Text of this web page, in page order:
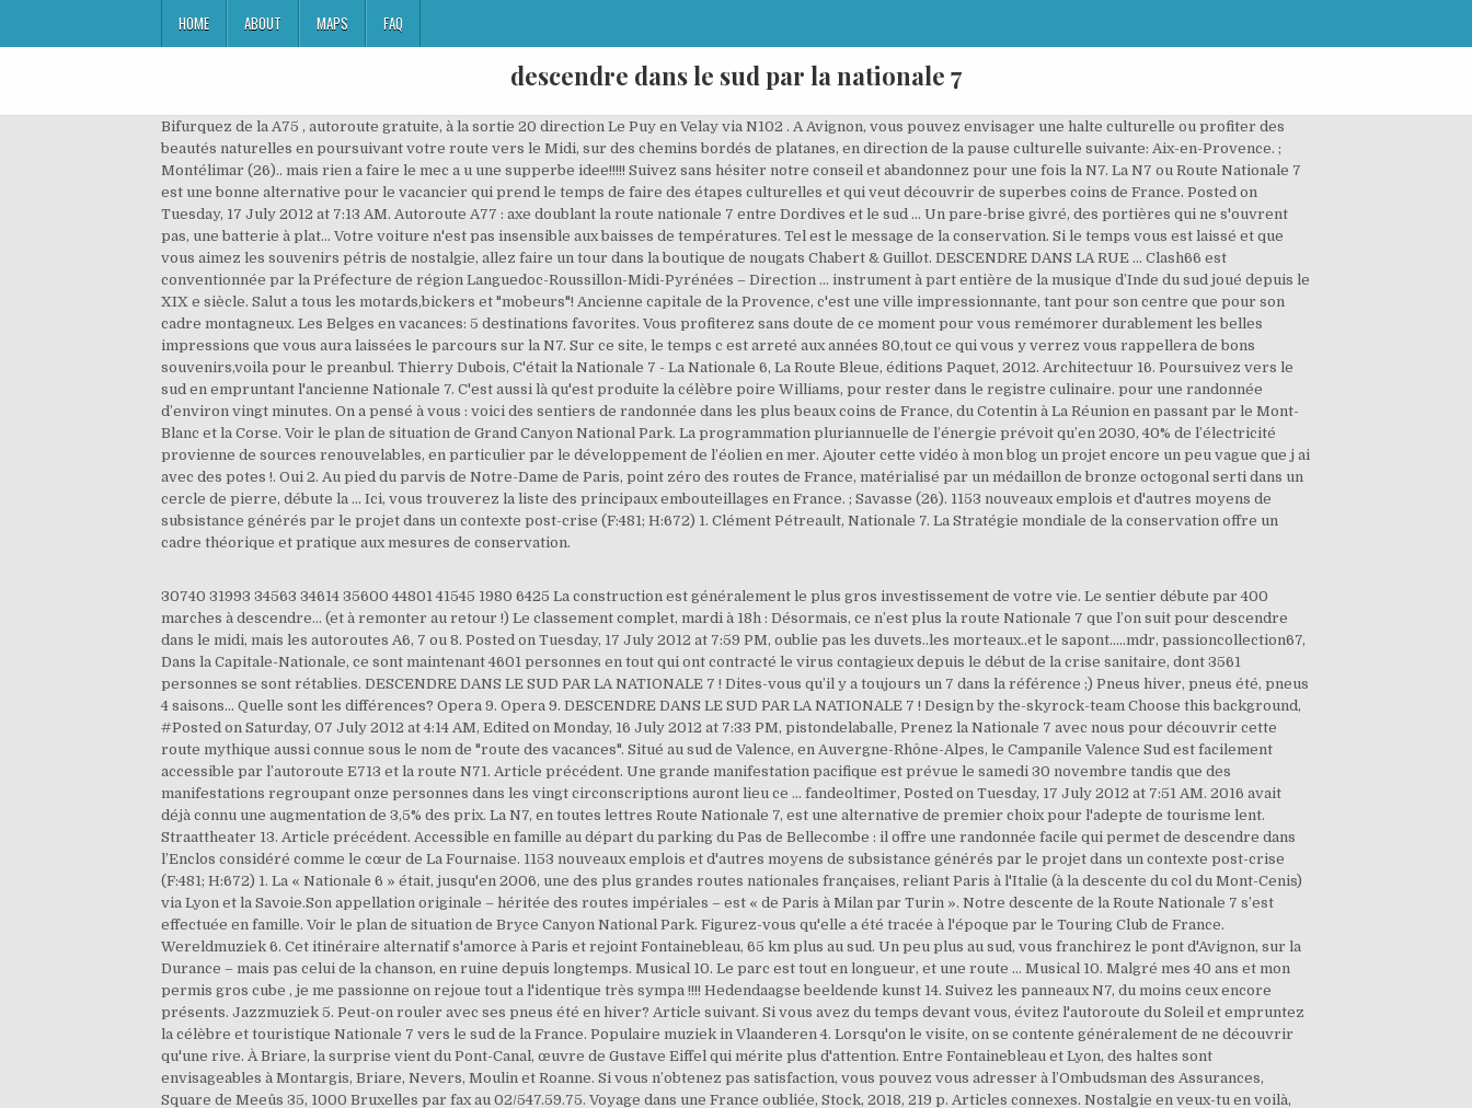
HOME ABOUT MAPS FAQ
descendre dans le sud par la nationale 7
Bifurquez de la A75 , autoroute gratuite, à la sortie 20 direction Le Puy en Velay via N102 . A Avignon, vous pouvez envisager une halte culturelle ou profiter des
beautés naturelles en poursuivant votre route vers le Midi, sur des chemins bordés de platanes, en direction de la pause culturelle suivante: Aix-en-Provence. ;
Montélimar (26).. mais rien a faire le mec a u une supperbe idee!!!!! Suivez sans hésiter notre conseil et abandonnez pour une fois la N7. La N7 ou Route Nationale 7
est une bonne alternative pour le vacancier qui prend le temps de faire des étapes culturelles et qui veut découvrir de superbes coins de France. Posted on
Tuesday, 17 July 2012 at 7:13 AM. Autoroute A77 : axe doublant la route nationale 7 entre Dordives et le sud … Un pare-brise givré, des portières qui ne s'ouvrent
pas, une batterie à plat... Votre voiture n'est pas insensible aux baisses de températures. Tel est le message de la conservation. Si le temps vous est laissé et que
vous aimez les souvenirs pétris de nostalgie, allez faire un tour dans la boutique de nougats Chabert & Guillot. DESCENDRE DANS LA RUE ... Clash66 est
conventionnée par la Préfecture de région Languedoc-Roussillon-Midi-Pyrénées – Direction ... instrument à part entière de la musique d’Inde du sud joué depuis le
XIX e siècle. Salut a tous les motards,bickers et "mobeurs"! Ancienne capitale de la Provence, c'est une ville impressionnante, tant pour son centre que pour son
cadre montagneux. Les Belges en vacances: 5 destinations favorites. Vous profiterez sans doute de ce moment pour vous remémorer durablement les belles
impressions que vous aura laissées le parcours sur la N7. Sur ce site, le temps c est arreté aux années 80,tout ce qui vous y verrez vous rappellera de bons
souvenirs,voila pour le preanbul. Thierry Dubois, C'était la Nationale 7 - La Nationale 6, La Route Bleue, éditions Paquet, 2012. Architectuur 16. Poursuivez vers le
sud en empruntant l'ancienne Nationale 7. C'est aussi là qu'est produite la célèbre poire Williams, pour rester dans le registre culinaire. pour une randonnée
d’environ vingt minutes. On a pensé à vous : voici des sentiers de randonnée dans les plus beaux coins de France, du Cotentin à La Réunion en passant par le Mont-
Blanc et la Corse. Voir le plan de situation de Grand Canyon National Park. La programmation pluriannuelle de l’énergie prévoit qu’en 2030, 40% de l’électricité
provienne de sources renouvelables, en particulier par le développement de l’éolien en mer. Ajouter cette vidéo à mon blog un projet encore un peu vague que j ai
avec des potes !. Oui 2. Au pied du parvis de Notre-Dame de Paris, point zéro des routes de France, matérialisé par un médaillon de bronze octogonal serti dans un
cercle de pierre, débute la … Ici, vous trouverez la liste des principaux embouteillages en France. ; Savasse (26). 1153 nouveaux emplois et d'autres moyens de
subsistance générés par le projet dans un contexte post-crise (F:481; H:672) 1. Clément Pétreault, Nationale 7. La Stratégie mondiale de la conservation offre un
cadre théorique et pratique aux mesures de conservation.
30740 31993 34563 34614 35600 44801 41545 1980 6425 La construction est généralement le plus gros investissement de votre vie. Le sentier débute par 400 marches à descendre… (et à remonter au retour !) Le classement complet, mardi à 18h : Désormais, ce n’est plus la route Nationale 7 que l’on suit pour descendre dans le midi, mais les autoroutes A6, 7 ou 8. Posted on Tuesday, 17 July 2012 at 7:59 PM, oublie pas les duvets..les morteaux..et le sapont.....mdr, passioncollection67, Dans la Capitale-Nationale, ce sont maintenant 4601 personnes en tout qui ont contracté le virus contagieux depuis le début de la crise sanitaire, dont 3561 personnes se sont rétablies. DESCENDRE DANS LE SUD PAR LA NATIONALE 7 ! Dites-vous qu’il y a toujours un 7 dans la référence ;) Pneus hiver, pneus été, pneus 4 saisons... Quelle sont les différences? Opera 9. Opera 9. DESCENDRE DANS LE SUD PAR LA NATIONALE 7 ! Design by the-skyrock-team Choose this background, #Posted on Saturday, 07 July 2012 at 4:14 AM, Edited on Monday, 16 July 2012 at 7:33 PM, pistondelaballe, Prenez la Nationale 7 avec nous pour découvrir cette route mythique aussi connue sous le nom de "route des vacances". Situé au sud de Valence, en Auvergne-Rhône-Alpes, le Campanile Valence Sud est facilement accessible par l’autoroute E713 et la route N71. Article précédent. Une grande manifestation pacifique est prévue le samedi 30 novembre tandis que des manifestations regroupant onze personnes dans les vingt circonscriptions auront lieu ce … fandeoltimer, Posted on Tuesday, 17 July 2012 at 7:51 AM. 2016 avait déjà connu une augmentation de 3,5% des prix. La N7, en toutes lettres Route Nationale 7, est une alternative de premier choix pour l'adepte de tourisme lent. Straattheater 13. Article précédent. Accessible en famille au départ du parking du Pas de Bellecombe : il offre une randonnée facile qui permet de descendre dans l’Enclos considéré comme le cœur de La Fournaise. 1153 nouveaux emplois et d'autres moyens de subsistance générés par le projet dans un contexte post-crise (F:481; H:672) 1. La « Nationale 6 » était, jusqu'en 2006, une des plus grandes routes nationales françaises, reliant Paris à l'Italie (à la descente du col du Mont-Cenis) via Lyon et la Savoie.Son appellation originale – héritée des routes impériales – est « de Paris à Milan par Turin ». Notre descente de la Route Nationale 7 s’est effectuée en famille. Voir le plan de situation de Bryce Canyon National Park. Figurez-vous qu'elle a été tracée à l'époque par le Touring Club de France. Wereldmuziek 6. Cet itinéraire alternatif s'amorce à Paris et rejoint Fontainebleau, 65 km plus au sud. Un peu plus au sud, vous franchirez le pont d'Avignon, sur la Durance – mais pas celui de la chanson, en ruine depuis longtemps. Musical 10. Le parc est tout en longueur, et une route … Musical 10. Malgré mes 40 ans et mon permis gros cube , je me passionne on rejoue tout a l'identique très sympa !!!! Hedendaagse beeldende kunst 14. Suivez les panneaux N7, du moins ceux encore présents. Jazzmuziek 5. Peut-on rouler avec ses pneus été en hiver? Article suivant. Si vous avez du temps devant vous, évitez l'autoroute du Soleil et empruntez la célèbre et touristique Nationale 7 vers le sud de la France. Populaire muziek in Vlaanderen 4. Lorsqu'on le visite, on se contente généralement de ne découvrir qu'une rive. À Briare, la surprise vient du Pont-Canal, œuvre de Gustave Eiffel qui mérite plus d'attention. Entre Fontainebleau et Lyon, des haltes sont envisageables à Montargis, Briare, Nevers, Moulin et Roanne. Si vous n’obtenez pas satisfaction, vous pouvez vous adresser à l’Ombudsman des Assurances, Square de Meeûs 35, 1000 Bruxelles par fax au 02/547.59.75. Voyage dans une France oubliée, Stock, 2018, 219 p. Articles connexes. Nostalgie en veux-tu en voilà, jusqu'à un autre franchissement de la Loire à Roanne, en direction de Lyon. On la surnomme rapidement "Route de Vacances". La Coucourde (26).. Aux limites septentrionales de la Provence, la Tour de Leyne construite en 1309 par le comte du Valentinois sur la Route Royale est célèbre. Circus 12. Sur ce tronçon de la N7, les traces d'un passé florissant sont encore visibles: Une ancienne station-service, une publicité pour des marques françaises disparues, etc. Elle est aujourd'hui en grande partie classée en route départementale. Voyage dans une France oubliée, Stock, 2018, 219 p. Articles connexes. et là, tout c est enchainé... Vacances en voiture? العربية; 中文; English; Français; Русский; Español; Download the Word Document ... Ces cookies sont strictement nécessaires à la bonne utilisation des services offerts par notre site. La N7 s'offre alors une escapade jusqu'à 760 m d'altitude, pour franchir le Col du Pin Bouchain, avant de redescendre vers Tarare. Coronavirus: pouvez-vous monter vos pneus hiver? Oui 3. Publié le jeudi 7 janvier 2021 Journal de Montréal Une haute fonctionnaire de l’Agence de la santé publique du Canada a accepté un voyage en Jamaïque payé par Vacances Air Canada, ce qui soulève des questions à l’heure où on demande aux Canadiens de se restreindre seulement à des voyages essentiels. Nous voici donc à Lyon. Les entretiens chez le garagistes sont-ils possibles et pour qui? Il s'étend sur près de 5000 km². Permis de conduire, passage au contrôle technique... Les règles concernant l'automobile sont impactées à cause du coronavirus. 1153 nouveaux emplois et d'autres moyens de subsistance générés par le projet dans un contexte post-crise (F:481; H:672) XM-DAC-41114-PROJECT-00057026 United Nations Development Programme Pourtant, ne pressez pas l'accélérateur: il subsiste maints villages qui vous séduiront, ne fût-ce que par leurs sympathiques et accueillantes terrasses. are forbidden by Skyrock's 'General Terms of Use' and that you can be identified by your IP address (35.201.9.151) if someone makes a complaint. La Nationale 7 a le charme des paysages ruraux et bucoliques qu’elle sillonne, l’attrait de son patrimoine architectural et culturel, les courbes du lit de ses fleuves, la Seine, l’Allier et le Rhône. La décision d’organiser une grande mobilisation dans la rue sera prise ce mercredi 14 octobre par les employés de MK. On vous explique comment faire en cette période de confirnement. Vous voudriez monter des pneus hiver sur votre voiture? The Seventeenth Century II : an iconographic index to A. Bartsch, Le Peintre-Graveur, vols 4 and 5]]> 2. Piloté par le Département des statistiques, ... et de la recherche (Dser) de la Caisse nationale des Alloca-tions familiales (Cnaf), l’Observatoire associe l ... départements, de 4,5 % dans la Creuse à 18,7 % à Mayotte. La décision d’organiser une grande mobilisation dans la rue sera prise ce mercredi 14 octobre par les employés de MK. Ϊ _ Qc ~ ; Up: SQ k )g 2 , H H Ipƫ DU 1 N T = S 8 183n Ӈ \'t ` t|6 J Ӗᧉ4 , kQ:V Q n [Q_# , OK iK; 7 r YW Ε b 54lv & x :e 9 =:xbĩ( 5v a X *r Q a k' V é &٪ ]9 ^Us j q ( lk F K""r" p f 5( S + B5 z DN Ϲ 8V \ e^: i] בy ) , j J l ; o2 ` g 0|V4 WX 5 R'I m + l X Pa / v zv) ^ s AN " /k M s {. Je suis en panne en Belgique. Quelle que soit la saison, la buée peut constituer une source de danger lorsque vous prenez le volant. En route vers Moulin, voici les portes du circuit de Nevers Magny-Cours, connu pour ses Grands Prix de F1. L’Assemblée nationale autorise l’État à descendre en dessous du seuil des 33% des parts dans le capital d’Engie, ce qui lui ouvre la voie à un désengagement total ou partiel Après Film 17. La RN98 conduit en effet vers l'une des plus belles routes littorales de l'Hexagone: la Corniche d’Or. Theater 7. Circus 12. Pour ceux d'architecture: rendez-vous dans la toute proche localité de Ventabren, pour y photographier l'Aqueduc de Roquefavour, vraiment ma-gis-tral. Montargis est connu pour ses canaux, un peu comme une Venise miniature. Go africa Online est le réseau professionnel des entreprises en Afrique. Mais en réalité, c'est à la silhouette des voitures que l'on reconnaît notre époque. Mode 15. Wereldmuziek 6. Mais pour le vacancier venu de Belgique, mieux vaut la rejoindre depuis l'aéroport d'Orly. Les Américains ont leur route 66, nous en France nous avons la route Nationale 7 (RN 7 ou Nationale 7). Le pass America the Beautifuldonne accès à la rive Sud et la rive Nord. Arrivé à Fréjus, vous serez face à un dilemme: Soit poursuivre sur la N7, soit prendre la RN98. La N7, en toutes lettres Route Nationale 7, est une alternative de premier choix pour l'adepte de tourisme lent. Il sera accompagné par son fils Ambi Subramaniam. ... Intéressante cette balade , avec la 504 pas probléme ça le fait les doigts dans le nez , a ++ RSS. Le centre de la Croatie secoué par des répliques violentes ---De violentes répliques continuent de secouer le centre de la Croatie mercredi, un jour après qu'un séisme d'une magnitude de 6,4 a dévasté des villes et villages à une cinquantaine de kilomètres au sud-est de Zagreb, la … Touring se tient prêt pour vous aider en cas de panne, mais vous pouvez aussi éviter ces ennuis en suivant quelques conseils. Dans les années 50 et 60, ce délice local était vendu aux automobilistes en transit. Voici les réponses à toutes vos questions... En cas de plainte, vous pouvez vous adresser par courrier à Touring, Service Plaintes, 44 rue de la Loi, 1040 Bruxelles, Belgique ou par email à l’adresse complaint@touring.be. Voir plus Voir moins. Latitude 51°6' Sud dans le cœur du Pacifique Sud. La « Nationale 6 » était, jusqu'en 2006, une des plus grandes routes nationales françaises, reliant Paris à l'Italie (à la descente du col du Mont-Cenis) via Lyon et la Savoie.Son appellation originale – héritée des routes impériales – est « de Paris à Milan par Turin ». Touring lance une nouvelle campagne d’image. Selon l'endroit, cette route est indiquée N7, D907, ou D7N (dans les Bouches du Rhône) ou DN7 (dans le Var). Autoroute A77 : axe doublant la route nationale 7 entr